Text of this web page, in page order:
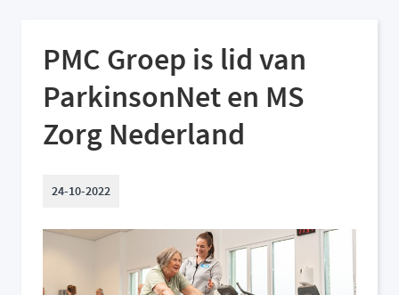
PMC Groep is lid van
ParkinsonNet en MS
Zorg Nederland
24-10-2022